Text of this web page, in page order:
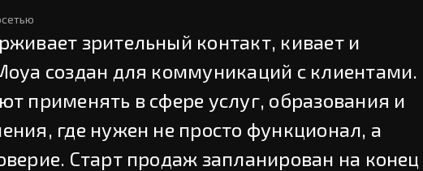
зрительный контакт, кивает и
создан для коммуникаций с клиентами.
применять в сфере услуг, образования и
где нужен не просто функционал, а
Старт продаж запланирован на конец